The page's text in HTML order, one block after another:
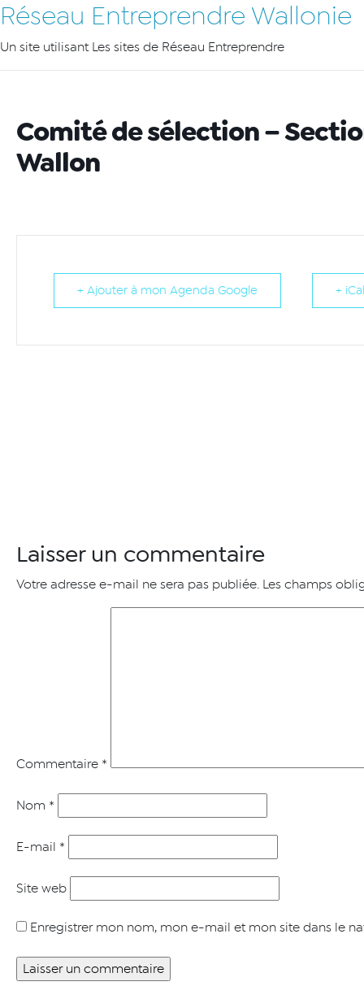
Réseau Entreprendre Wallonie
Un site utilisant Les sites de Réseau Entreprendre
Comité de sélection –
Wallon
+ Ajouter à mon Agenda Google +
Laisser un commentaire
Votre adresse e-mail ne sera pas publiée. Les champs
Commentaire *
Nom *
E-mail *
Site web
Enregistrer mon nom, mon e-mail et mon site dans le